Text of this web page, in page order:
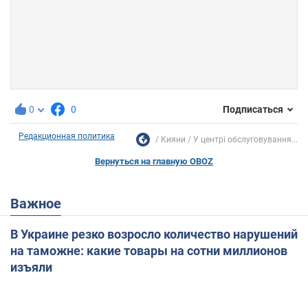
0 0 Подписаться
Редакционная политика Кияни У центрі обслуговування...
Вернуться на главную OBOZ
Важное
В Украине резко возросло количество нарушений
на таможне: какие товары на сотни миллионов
изъяли